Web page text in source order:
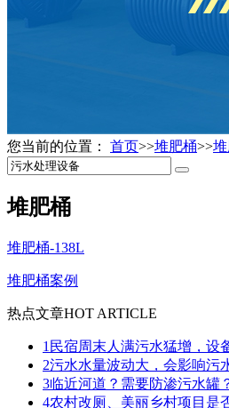
您当前的位置： 首页>>堆肥桶>>
堆肥桶
堆肥桶-138L
堆肥桶案例
热点文章HOT ARTICLE
1 民宿周末人满污水猛增，设
2污水水量波动大，会影响污
3临近河道？需要防渗污水罐
4农村改厕、美丽乡村项目是